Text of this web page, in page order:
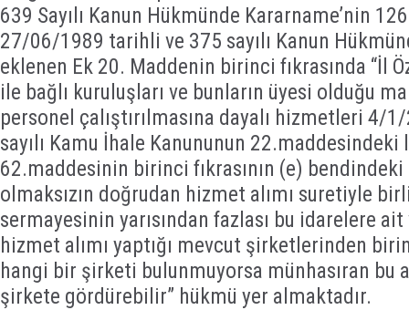
639 Sayılı Kanun Hükmünde Kararname’nin
27/06/1989 tarihli ve 375 sayılı Kanun
eklenen Ek 20. Maddenin birinci fıkrasında “İl
ile bağlı kuruluşları ve bunların üyesi olduğu
personel çalıştırılmasına dayalı hizmetleri 4/
sayılı Kamu İhale Kanununun
62.maddesinin birinci fıkrasının (e) bendindeki
olmaksızın doğrudan hizmet alımı suretiyle
sermayesinin yarısından fazlası bu idarelere
hizmet alımı yaptığı mevcut şirketlerinden
hangi bir şirketi bulunmuyorsa münhasıran bu
şirkete gördürebilir” hükmü yer almaktadır.